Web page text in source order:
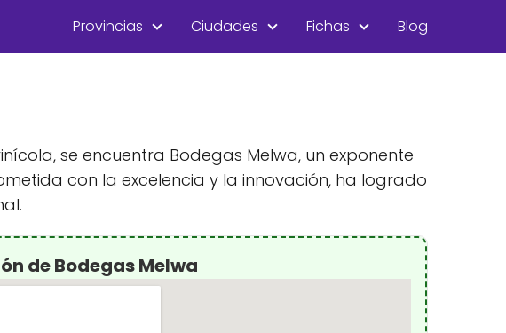
Provincias Ciudades Fichas Blog
se encuentra Bodegas Melwa, un exponente
con la excelencia y la innovación, ha logrado
de Bodegas Melwa